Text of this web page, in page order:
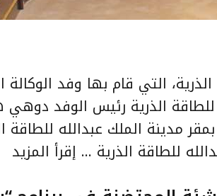
التي قام بها وفد الوكالة
للطاقة الذرية رئيس الوفد
للمملكة في الفترة من 15-24 يوليو 2018م، بمقر مدينة الملك عبدالله
للطاقة الذرية … إقرأ المزيد